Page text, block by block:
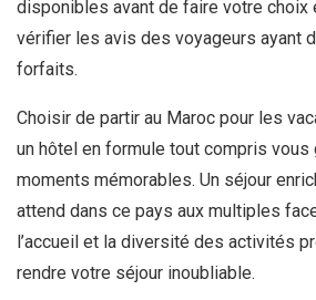
disponibles avant de faire votre choix
vérifier les avis des voyageurs ayant
forfaits.
Choisir de partir au Maroc pour les
un hôtel en formule tout compris vous
moments mémorables. Un séjour
attend dans ce pays aux multiples
l’accueil et la diversité des activités
rendre votre séjour inoubliable.